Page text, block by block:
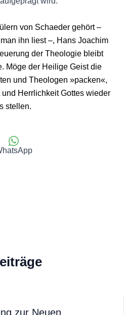
von Schaeder gehört –
ihn liest –, Hans Joachim
der Theologie bleibt
Möge der Heilige Geist die
und Theologen »packen«,
Herrlichkeit Gottes wieder
stellen.
zur Neuen